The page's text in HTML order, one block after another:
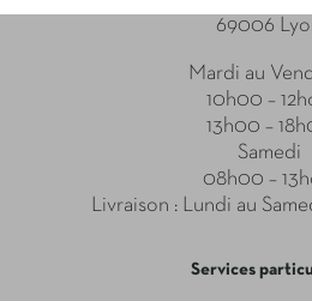
69006
Mardi au
10h00 –
13h00 –
Samedi
08h00 –
Livraison : Lundi au
Services